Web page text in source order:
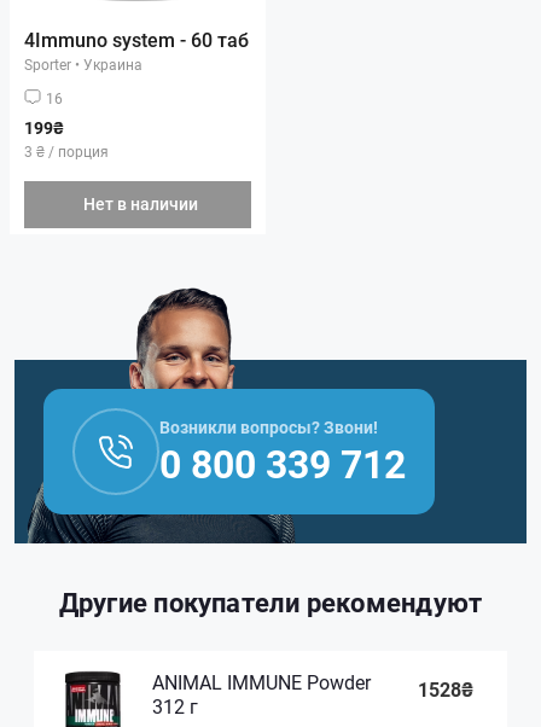
4Immuno system - 60 таб
Sporter • Украина
16
199₴
3 ₴ / порция
Нет в наличии
Возникли вопросы? Звони!
0 800 339 712
Другие покупатели рекомендуют
ANIMAL IMMUNE Powder
312 г
1528₴